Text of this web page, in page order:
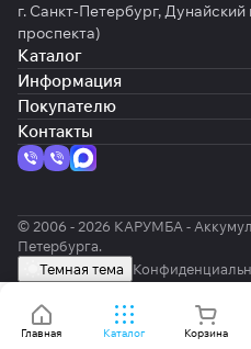
Главная Каталог Корзина
г. Санкт-Петербург,
проспекта)
Каталог
Информация
Покупателю
Контакты
© 2006 - 2026 КАРУМБА -
Петербурга.
Темная тема